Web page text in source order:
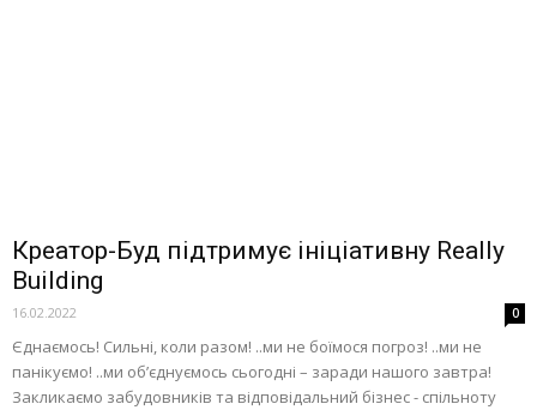
Креатор-Буд підтримує ініціативну Really
Building
16.02.2022 0
Єднаємось! Сильні, коли разом! ..ми не боїмося погроз! ..ми не
панікуємо! ..ми об’єднуємось сьогодні – заради нашого завтра!
Закликаємо забудовників та відповідальний бізнес - спільноту